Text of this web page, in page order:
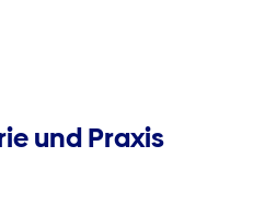
und Praxis